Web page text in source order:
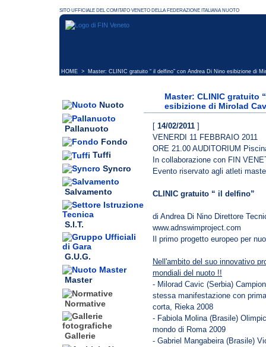
HOME > Master: CLINIC gratuito “ il delfino” con Andrea Di Nino esibizione di
Nuoto
Pallanuoto
Fondo
Tuffi
Syncro
Salvamento
S.I.T.
G.U.G.
Master
Normative
Gallerie
Master: CLINIC gratuito
esibizione di Mirolad
[ 14/02/2011 ]
VENERDI 11 FEBBRAIO 2011
ORE 21.00 AUDITORIUM
In collaborazione con FIN
Evento riservato agli atleti
CLINIC gratuito “ il delfino”
di Andrea Di Nino Direttore
www.adnswimproject.com
Il primo progetto europeo per
Nell'ambito del suo innovativo
mondiali del nuoto !!
- Milorad Cavic (Serbia)
stessa manifestazione con
corta, Rieka 2008
- Fabiola Molina (Brasile)
mondo di Roma 2009
- Gabriel Mangabeira (Brasile)